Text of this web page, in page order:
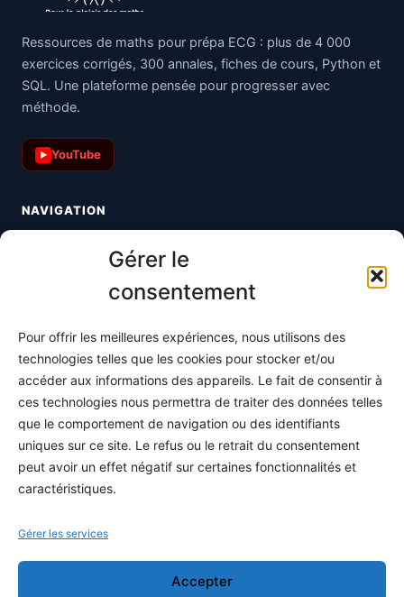
Gérer le
consentement
Pour offrir les meilleures expériences, nous utilisons des
technologies telles que les cookies pour stocker et/ou
accéder aux informations des appareils. Le fait de consentir à
ces technologies nous permettra de traiter des données telles
que le comportement de navigation ou des identifiants
uniques sur ce site. Le refus ou le retrait du consentement
peut avoir un effet négatif sur certaines fonctionnalités et
caractéristiques.
Gérer les services
Accepter
Ressources de maths pour prépa ECG : plus de 4 000
exercices corrigés, 300 annales, fiches de cours, Python et
SQL. Une plateforme pensée pour progresser avec
méthode.
▶ YouTube
NAVIGATION
Toutes les maths
S'abonner
À propos
Contact / Support
Mes publications
INFORMATIONS LÉGALES
Conditions générales de vente